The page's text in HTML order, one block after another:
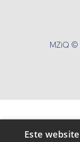
MZiQ ©
Este